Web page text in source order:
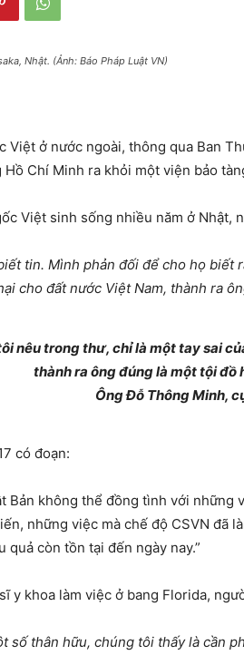
Nhật. (Ảnh: Báo Pháp Luật VN)
ở nước ngoài, thông qua Ban
Chí Minh ra khỏi một viện bảo
Việt sinh sống nhiều năm ở Nhật,
tin. Mình phản đối để cho họ
cho đất nước Việt Nam, thành ra
nêu trong thư, chỉ là một tay sai
thành ra ông đúng là một tội
Ông Đỗ Thông Minh,
có đoạn:
Bản không thể đồng tình với
những việc mà chế độ CSVN đã
quả còn tồn tại đến ngày nay.”
y khoa làm việc ở bang Florida,
số thân hữu, chúng tôi thấy là cần